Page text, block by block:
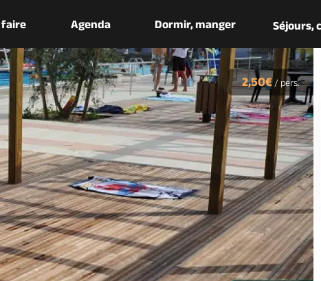
faire Agenda Dormir, manger Séjours,
2,50€/ pers.